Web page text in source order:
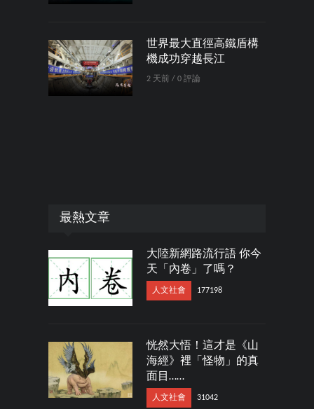
世界最大直徑高鐵盾構
機成功穿越長江
2 天前 / 0 評論
最熱文章
大陸新網路流行語 你今
天「內卷」了嗎？
人文社會 177198
恍然大悟！這才是《山
海經》裡「怪物」的真
面目……
人文社會 31042